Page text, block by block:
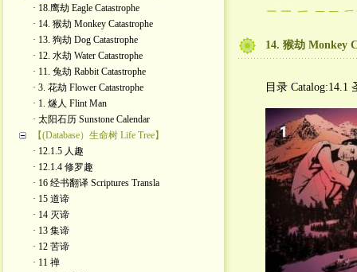
· 18.鹰劫 Eagle Catastrophe
· 14. 猴劫 Monkey Catastrophe
· 13. 狗劫 Dog Catastrophe
· 12. 水劫 Water Catastrophe
· 11. 兔劫 Rabbit Catastrophe
· 3. 花劫 Flower Catastrophe
· 1. 燧人 Flint Man
· 太阳石历 Sunstone Calendar
【(Database）生命树 Life Tree】
· 12.1.5 人趣
· 12.1.4 修罗趣
· 16 经书翻译 Scriptures Transla
· 15 道谛
· 14 灭谛
· 13 集谛
· 12 苦谛
· 11 禅
14. 猴劫 Monkey
目录 Catalog:14.1